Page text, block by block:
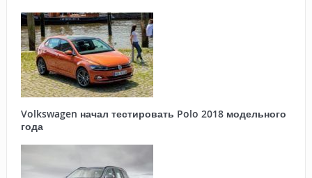
Volkswagen начал тестировать Polo 2018 модельного
года